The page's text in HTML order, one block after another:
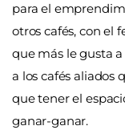
para el
otros cafés, con el
que más le gusta
a los cafés aliados
que tener el
ganar-ganar.